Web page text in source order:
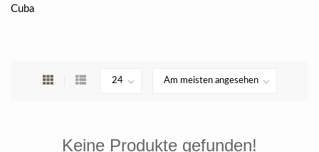
Cuba
Keine Produkte gefunden!